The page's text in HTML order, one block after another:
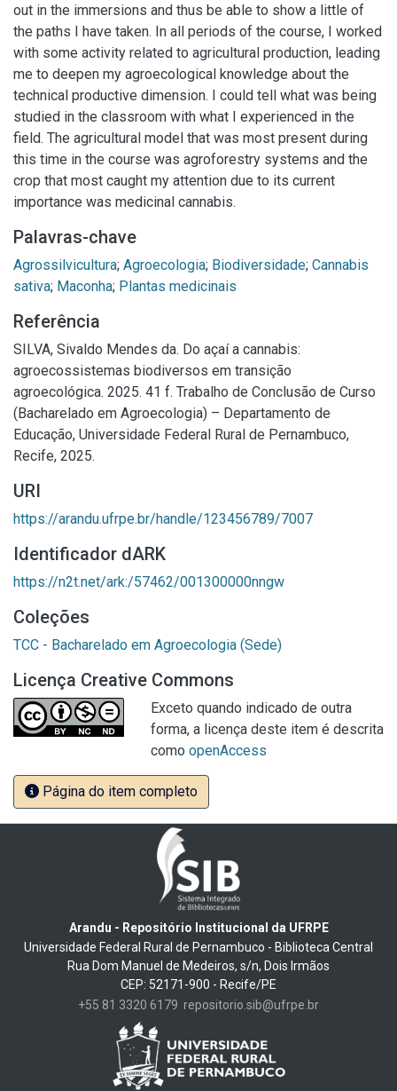
out in the immersions and thus be able to show a little of
the paths I have taken. In all periods of the course, I worked
with some activity related to agricultural production, leading
me to deepen my agroecological knowledge about the
technical productive dimension. I could tell what was being
studied in the classroom with what I experienced in the
field. The agricultural model that was most present during
this time in the course was agroforestry systems and the
crop that most caught my attention due to its current
importance was medicinal cannabis.
Palavras-chave
Agrossilvicultura; Agroecologia; Biodiversidade; Cannabis
sativa; Maconha; Plantas medicinais
Referência
SILVA, Sivaldo Mendes da. Do açaí a cannabis:
agroecossistemas biodiversos em transição
agroecológica. 2025. 41 f. Trabalho de Conclusão de Curso
(Bacharelado em Agroecologia) – Departamento de
Educação, Universidade Federal Rural de Pernambuco,
Recife, 2025.
URI
https://arandu.ufrpe.br/handle/123456789/7007
Identificador dARK
https://n2t.net/ark:/57462/001300000nngw
Coleções
TCC - Bacharelado em Agroecologia (Sede)
Licença Creative Commons
Exceto quando indicado de outra
forma, a licença deste item é descrita
como openAccess
Página do item completo
Arandu - Repositório Institucional da UFRPE
Universidade Federal Rural de Pernambuco - Biblioteca Central
Rua Dom Manuel de Medeiros, s/n, Dois Irmãos
CEP: 52171-900 - Recife/PE
+55 81 3320 6179 repositorio.sib@ufrpe.br